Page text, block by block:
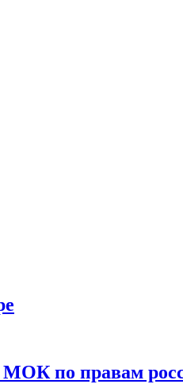
по правам